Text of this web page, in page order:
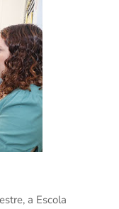
a Escola